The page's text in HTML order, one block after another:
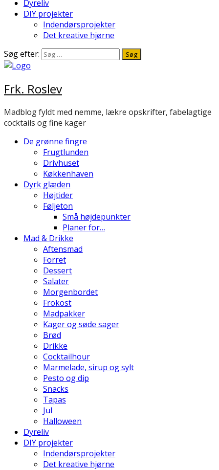
Dyreliv
DIY projekter
Indendørsprojekter
Det kreative hjørne
Søg efter:
Frk. Roslev
Madblog fyldt med nemme, lækre opskrifter, fabelagtige
cocktails og fine kager
De grønne fingre
Frugtlunden
Drivhuset
Køkkenhaven
Dyrk glæden
Højtider
Føljeton
Små højdepunkter
Planer for…
Mad & Drikke
Aftensmad
Forret
Dessert
Salater
Morgenbordet
Frokost
Madpakker
Kager og søde sager
Brød
Drikke
Cocktailhour
Marmelade, sirup og sylt
Pesto og dip
Snacks
Tapas
Jul
Halloween
Dyreliv
DIY projekter
Indendørsprojekter
Det kreative hjørne